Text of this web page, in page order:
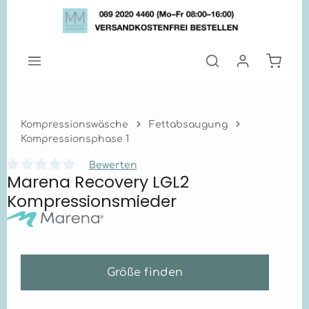
Zum Hauptinhalt springen
Kompressionswäsche
Fettabsaugung
Kompressionsphase 1
Durchschnittliche Bewertung von 0 von 5 Sternen
Bewerten
Marena Recovery LGL2
Kompressionsmieder
Größe finden